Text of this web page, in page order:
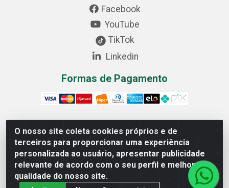
O nosso site coleta cookies próprios e de
terceiros para proporcionar uma experiência
personalizada ao usuário, apresentar publicidade
relevante de acordo com o seu perfil e melhorar a
qualidade do nosso site.
Facebook
YouTube
TikTok
Linkedin
Formas de Pagamento
Cofer Importadora e Distribuidora LTDA - Avenida
Progresso, 1829, Letra D - Centro Industrial, Carmo do
Cajuru/MG - CEP: 35.557-000 - 03.064.064/0001-44